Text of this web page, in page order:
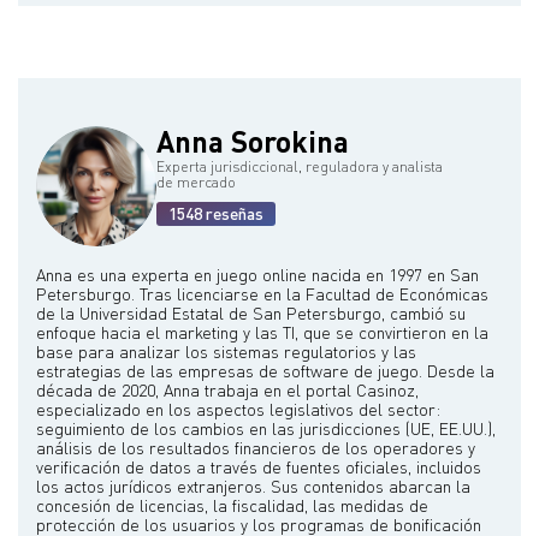
Anna Sorokina
Experta jurisdiccional, reguladora y analista
de mercado
1548 reseñas
Anna es una experta en juego online nacida en 1997 en San
Petersburgo. Tras licenciarse en la Facultad de Económicas
de la Universidad Estatal de San Petersburgo, cambió su
enfoque hacia el marketing y las TI, que se convirtieron en la
base para analizar los sistemas regulatorios y las
estrategias de las empresas de software de juego. Desde la
década de 2020, Anna trabaja en el portal Casinoz,
especializado en los aspectos legislativos del sector:
seguimiento de los cambios en las jurisdicciones (UE, EE.UU.),
análisis de los resultados financieros de los operadores y
verificación de datos a través de fuentes oficiales, incluidos
los actos jurídicos extranjeros. Sus contenidos abarcan la
concesión de licencias, la fiscalidad, las medidas de
protección de los usuarios y los programas de bonificación